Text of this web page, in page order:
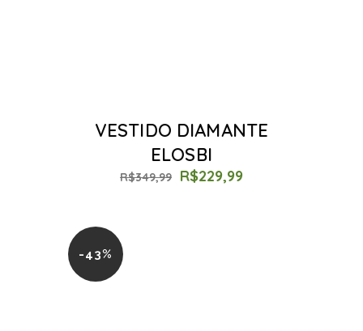
VESTIDO DIAMANTE
ELOSBI
R$349,99 R$229,99
-43%